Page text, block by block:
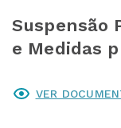
Suspensão
e Medidas
VER